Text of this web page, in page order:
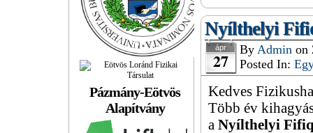
Pázmány-Eötvös
Alapítvány
Nyílthelyi
ápr
27 ByAdmin on
Posted In:
Kedves
Több év
aNyílthelyi